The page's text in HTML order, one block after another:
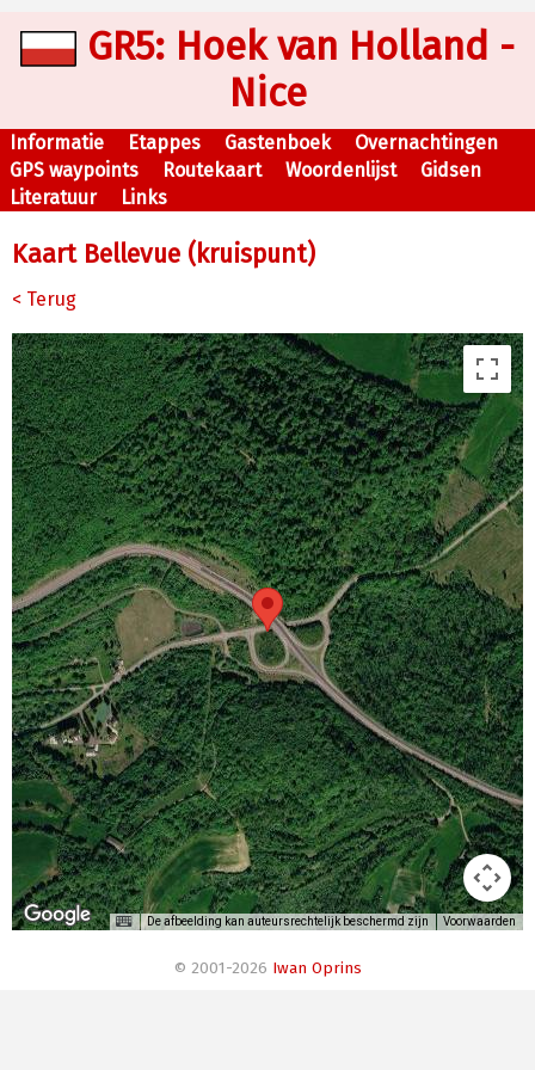
GR5: Hoek van Holland -
Nice
Informatie Etappes Gastenboek
Overnachtingen
GPS waypoints
Routekaart Woordenlijst
Gidsen
Literatuur
Links
Kaart Bellevue (kruispunt)
< Terug
De afbeelding kan auteursrechtelijk beschermd zijn Voorwaarden
© 2001-2026 Iwan Oprins